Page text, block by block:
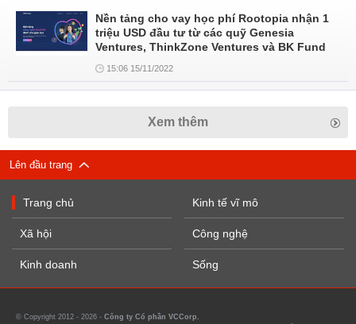
Nền tảng cho vay học phí Rootopia nhận 1
triệu USD đầu tư từ các quỹ Genesia
Ventures, ThinkZone Ventures và BK Fund
15:06 15/11/2022
Xem thêm
Lên đầu trang
Trang chủ
Xã hội
Kinh doanh
Kinh tế vĩ mô
Công nghệ
Sống
© Copyright 2012 - 2026 - Công ty Cổ phần VCCorp.